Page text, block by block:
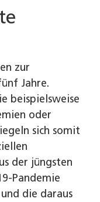
zur
Jahre.
beispielsweise
oder
sich somit
der jüngsten
Pandemie
die daraus